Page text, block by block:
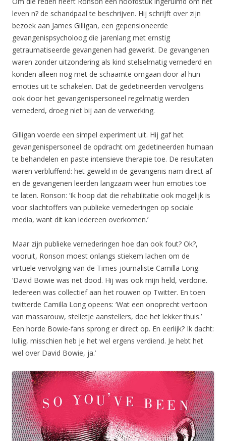
leven n? de schandpaal te beschrijven. Hij schrijft over zijn
bezoek aan James Gilligan, een gepensioneerde
gevangenispsycholoog die jarenlang met ernstig
getraumatiseerde gevangenen had gewerkt. De gevangenen
waren zonder uitzondering als kind stelselmatig vernederd en
konden alleen nog met de schaamte omgaan door al hun
emoties uit te schakelen. Dat de gedetineerden vervolgens
ook door het gevangenispersoneel regelmatig werden
vernederd, droeg niet bij aan de verwerking.
Gilligan voerde een simpel experiment uit. Hij gaf het
gevangenispersoneel de opdracht om gedetineerden humaan
te behandelen en paste intensieve therapie toe. De resultaten
waren verbluffend: het geweld in de gevangenis nam direct af
en de gevangenen leerden langzaam weer hun emoties toe
te laten. Ronson: ‘Ik hoop dat die rehabilitatie ook mogelijk is
voor slachtoffers van publieke vernederingen op sociale
media, want dit kan iedereen overkomen.’
Maar zijn publieke vernederingen hoe dan ook fout? Ok?,
vooruit, Ronson moest onlangs stiekem lachen om de
virtuele vervolging van de Times-journaliste Camilla Long.
‘David Bowie was net dood. Hij was ook mijn held, verdorie.
Iedereen was collectief aan het rouwen op Twitter. En toen
twitterde Camilla Long opeens: ‘Wat een onoprecht vertoon
van massarouw, stelletje aanstellers, doe het lekker thuis.’
Een horde Bowie-fans sprong er direct op. En eerlijk? Ik dacht:
lullig, misschien heb je het wel ergens verdiend. Je hebt het
wel over David Bowie, ja.’